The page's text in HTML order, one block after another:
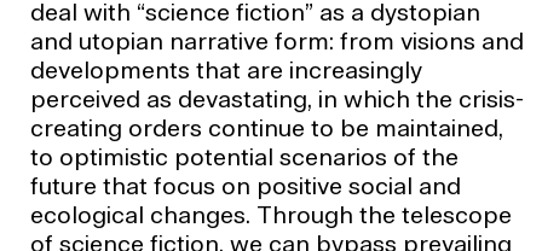
deal with “science fiction” as a dystopian
and utopian narrative form: from visions and
developments that are increasingly
perceived as devastating, in which the crisis-
creating orders continue to be maintained,
to optimistic potential scenarios of the
future that focus on positive social and
ecological changes. Through the telescope
of science fiction, we can bypass prevailing